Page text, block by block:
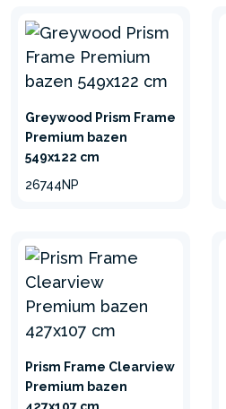
Greywood Prism Frame
Premium bazen
549x122 cm
26744NP
Prism Frame Clearview
Premium bazen